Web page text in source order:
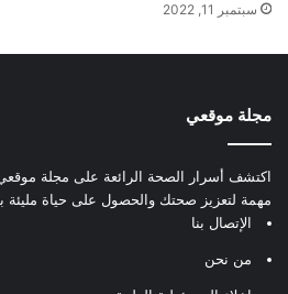
سبتمبر 11, 2022
مجلة موقعي
اكتشف أسرار الصحة الرائعة على مجلة
مهمة لتعزيز صحتك والحصول على حياة مليئة
الإتصال بنا
من نحن